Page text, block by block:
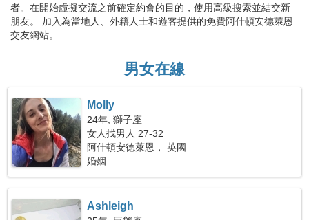
者。在開始虛擬交流之前確定約會的目的，使用高級搜索並結交新
朋友。 加入為當地人、外籍人士和遊客提供的免費阿什頓安德萊恩
交友網站。
男女在線
Molly
24年, 獅子座
女人找男人 27-32
阿什頓安德萊恩， 英國
婚姻
Ashleigh